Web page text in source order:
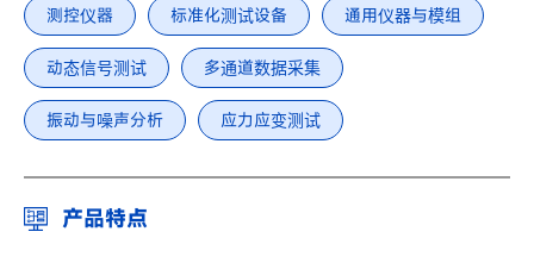
测控仪器 标准化测试设备 通用仪器与模组
动态信号测试 多通道数据采集
振动与噪声分析 应力应变测试
产品特点